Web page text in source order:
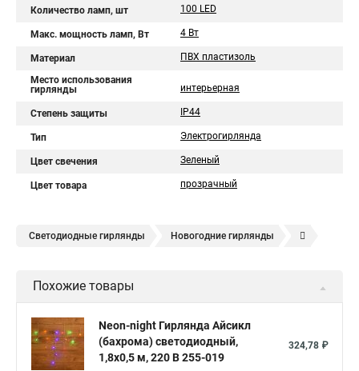
Количество ламп, шт 100 LED
Макс. мощность ламп, Вт 4 Вт
Материал ПВХ пластизоль
Место использования
гирлянды
интерьерная
Степень защиты IP44
Тип Электрогирлянда
Цвет свечения Зеленый
Цвет товара прозрачный
Светодиодные гирлянды Новогодние гирлянды
Электрическая гирлянда
Похожие товары
Neon-night Гирлянда Айсикл
(бахрома) светодиодный,
1,8х0,5 м, 220 В 255-019
324,78 ₽